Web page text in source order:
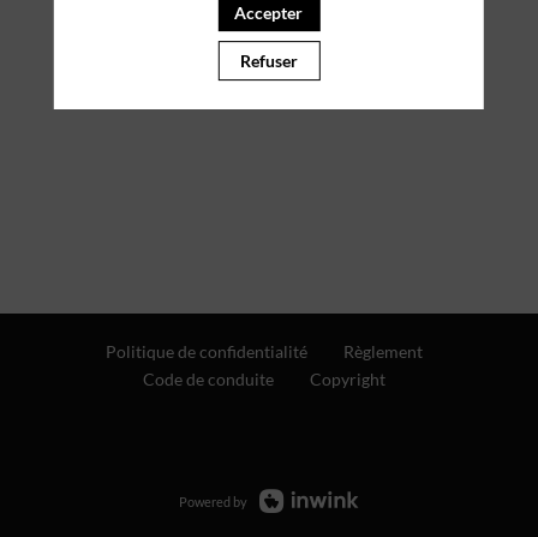
Politique de confidentialité
Règlement
Code de conduite
Copyright
Powered by
Accepter
Refuser